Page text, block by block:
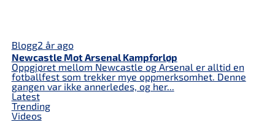
Blogg2 år ago
Newcastle Mot Arsenal Kampforløp
Oppgjøret mellom Newcastle og Arsenal er alltid en
fotballfest som trekker mye oppmerksomhet. Denne
gangen var ikke annerledes, og her...
Latest
Trending
Videos